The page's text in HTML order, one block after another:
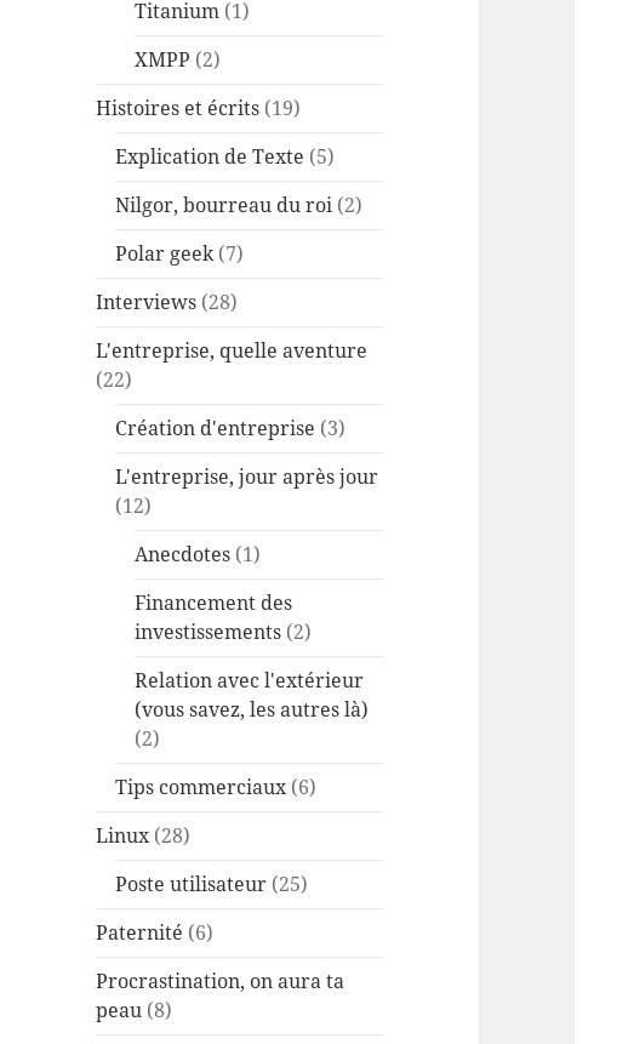
Titanium (1)
XMPP (2)
Histoires et écrits (19)
Explication de Texte (5)
Nilgor, bourreau du roi (2)
Polar geek(7)
Interviews (28)
L'entreprise, quelle aventure
(22)
Création d'entreprise (3)
L'entreprise, jour après jour
(12)
Anecdotes (1)
Financement des
investissements (2)
Relation avec l'extérieur
(vous savez, les autres là)
(2)
Tips commerciaux(6)
Linux(28)
Poste utilisateur (25)
Paternité (6)
Procrastination, on aura ta
peau (8)